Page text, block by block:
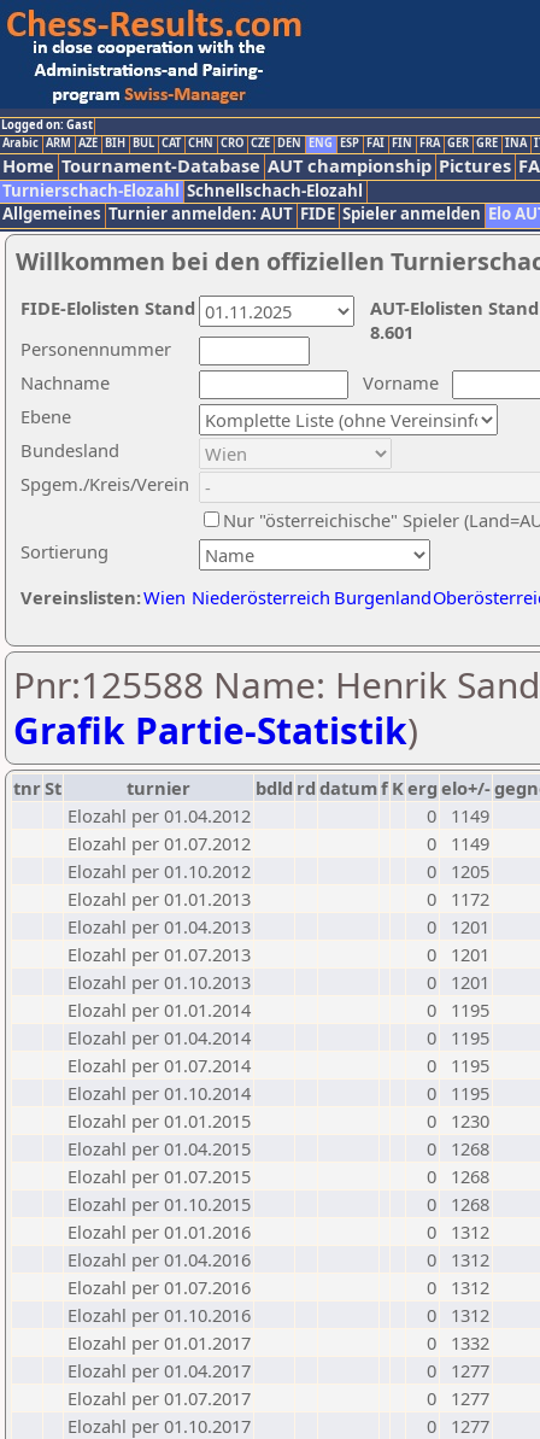
Logged on: Gast
Arabic ARM AZE BIH BUL CAT CHN CRO CZE DEN ENG ESP FAI FIN FRA GER GRE INA
Home Tournament-Database AUT championship Pictures
Turnierschach-Elozahl Schnellschach-Elozahl
Allgemeines Turnier anmelden: AUT FIDE Spieler anmelden Elo
Willkommen bei den offiziellen
Nachname
Vorname
Ebene
Sortierung
Personennummer
Bundesland
Spgem./Kreis/Verein
Nur "österreichische" Spieler
Vereinslisten:Wien Niederösterreich Burgenland
AUT-Elolisten
8.601
FIDE-Elolisten Stand
Pnr:125588 Name: Henrik
Grafik Partie-Statistik)
tnrSt turnier bdld rd datumf Kerg elo+/-
Elozahl per 01.04.2012
0
1149
Elozahl per 01.07.2012
0
1149
Elozahl per 01.10.2012
0
1205
Elozahl per 01.01.2013
0
1172
Elozahl per 01.04.2013
0
1201
Elozahl per 01.07.2013
0
1201
Elozahl per 01.10.2013
0
1201
Elozahl per 01.01.2014
0
1195
Elozahl per 01.04.2014
0
1195
Elozahl per 01.07.2014
0
1195
Elozahl per 01.10.2014
0
1195
Elozahl per 01.01.2015
0
1230
Elozahl per 01.04.2015
0
1268
Elozahl per 01.07.2015
0
1268
Elozahl per 01.10.2015
0
1268
Elozahl per 01.01.2016
0
1312
Elozahl per 01.04.2016
0
1312
Elozahl per 01.07.2016
0
1312
Elozahl per 01.10.2016
0
1312
Elozahl per 01.01.2017
0
1332
Elozahl per 01.04.2017
0
1277
Elozahl per 01.07.2017
0
1277
Elozahl per 01.10.2017
0
1277